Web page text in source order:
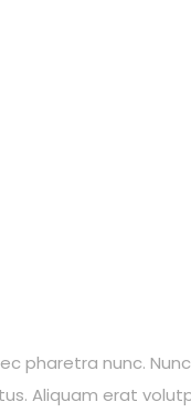
pharetra nunc.
Aliquam erat